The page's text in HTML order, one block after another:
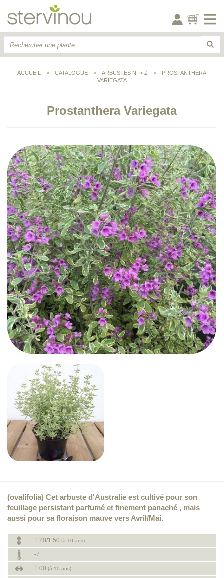
ACCUEIL > CATALOGUE > ARBUSTES N -> Z >
PROSTANTHERA
VARIEGATA
Prostanthera Variegata
(ovalifolia) Cet arbuste d'Australie est cultivé pour son
feuillage persistant parfumé et finement panaché , mais
aussi pour sa floraison mauve vers Avril/Mai.
1.20/1.50 (à 10 ans)
-7
1.00 (à 10 ans)